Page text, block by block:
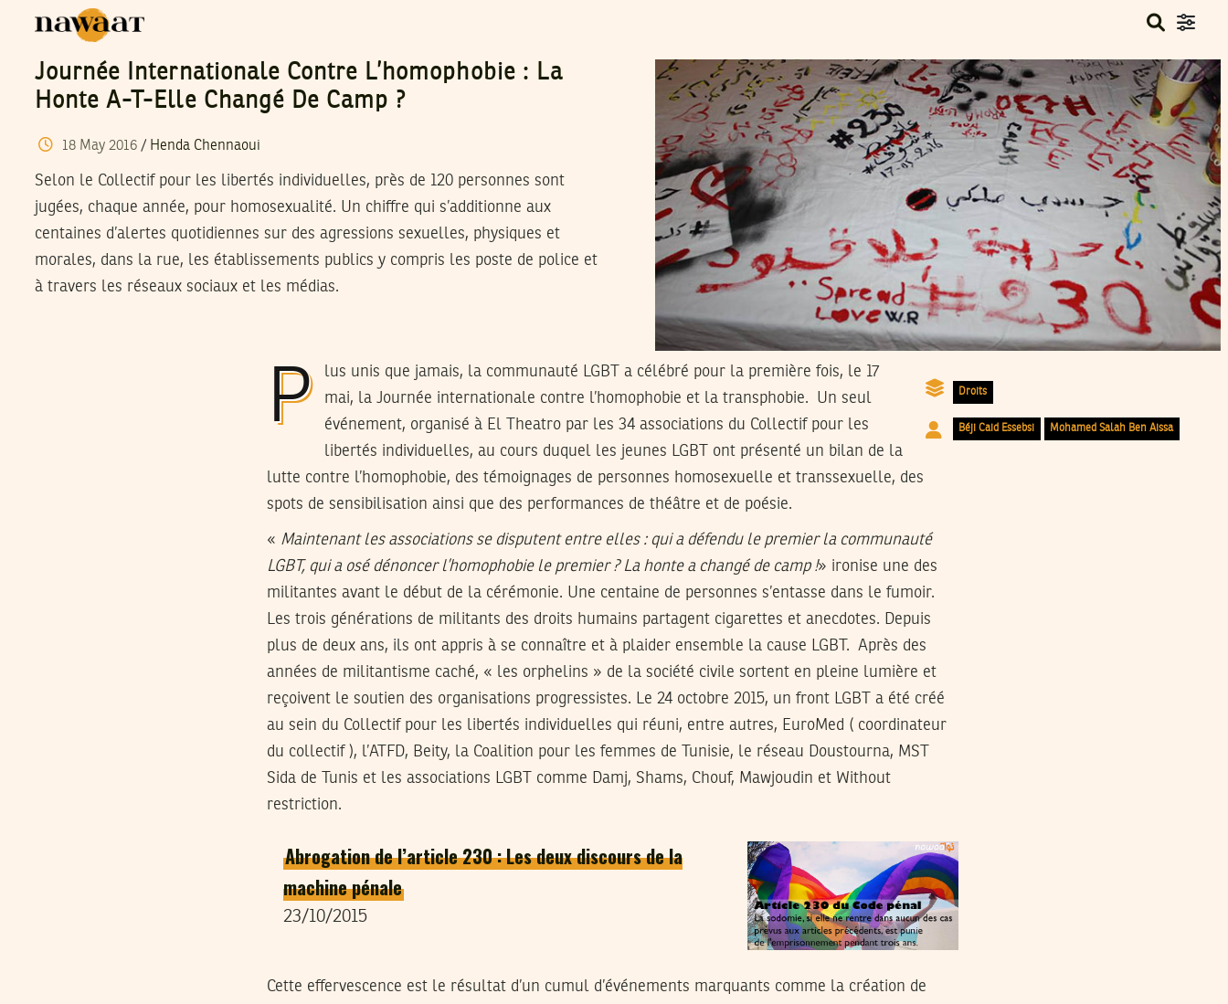
Journée Internationale Contre L’homophobie : La
Honte A-T-Elle Changé De Camp ?
18 May 2016/ Henda Chennaoui
Selon le Collectif pour les libertés individuelles, près de 120 personnes sont
jugées, chaque année, pour homosexualité. Un chiffre qui s’additionne aux
centaines d’alertes quotidiennes sur des agressions sexuelles, physiques et
morales, dans la rue, les établissements publics y compris les poste de police et
à travers les réseaux sociaux et les médias.
Droits
Béji Caid Essebsi Mohamed Salah Ben Aissa
Plus unis que jamais, la communauté LGBT a célébré pour la première fois, le 17
mai, la Journée internationale contre l’homophobie et la transphobie. Un seul
événement, organisé à El Theatro par les 34 associations du Collectif pour les
libertés individuelles, au cours duquel les jeunes LGBT ont présenté un bilan de la
lutte contre l’homophobie, des témoignages de personnes homosexuelle et transsexuelle, des
spots de sensibilisation ainsi que des performances de théâtre et de poésie.
« Maintenant les associations se disputent entre elles : qui a défendu le premier la communauté
LGBT, qui a osé dénoncer l’homophobie le premier ? La honte a changé de camp !» ironise une des
militantes avant le début de la cérémonie. Une centaine de personnes s’entasse dans le fumoir.
Les trois générations de militants des droits humains partagent cigarettes et anecdotes. Depuis
plus de deux ans, ils ont appris à se connaître et à plaider ensemble la cause LGBT. Après des
années de militantisme caché, « les orphelins » de la société civile sortent en pleine lumière et
reçoivent le soutien des organisations progressistes. Le 24 octobre 2015, un front LGBT a été créé
au sein du Collectif pour les libertés individuelles qui réuni, entre autres, EuroMed ( coordinateur
du collectif ), l’ATFD, Beity, la Coalition pour les femmes de Tunisie, le réseau Doustourna, MST
Sida de Tunis et les associations LGBT comme Damj, Shams, Chouf, Mawjoudin et Without
restriction.
Abrogation de l’article 230 : Les deux discours de la
machine pénale
23/10/2015
Cette effervescence est le résultat d’un cumul d’événements marquants comme la création de